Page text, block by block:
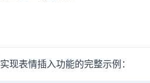
实现表情插入功能的完整示例：